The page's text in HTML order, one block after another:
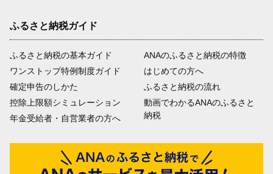
ふるさと納税ガイド
ふるさと納税の基本ガイド
ワンストップ特例制度ガイド
確定申告のしかた
控除上限額シミュレーション
年金受給者・自営業者の方へ
ANAのふるさと納税の特徴
はじめての方へ
ふるさと納税の流れ
動画でわかるANAのふるさと
納税